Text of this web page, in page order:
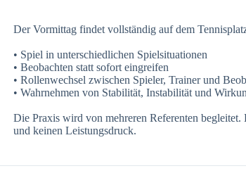
Der Vormittag findet vollständig auf dem
• Spiel in unterschiedlichen Spielsituationen
• Beobachten statt sofort eingreifen
• Rollenwechsel zwischen Spieler, Trainer und
• Wahrnehmen von Stabilität, Instabilität und
Die Praxis wird von mehreren Referenten
und keinen Leistungsdruck.